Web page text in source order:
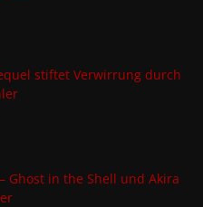
stiftet Verwirrung durch
Ghost in the Shell und Akira